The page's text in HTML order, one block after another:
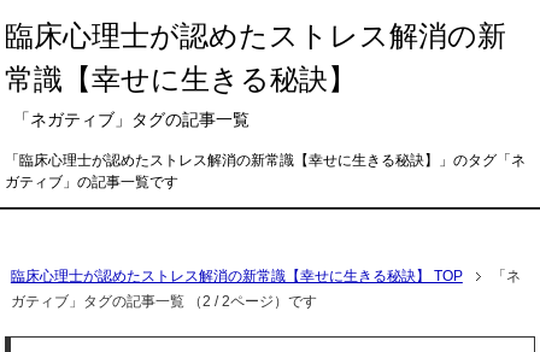
臨床心理士が認めたストレス解消の新
常識【幸せに生きる秘訣】
「ネガティブ」タグの記事一覧
「臨床心理士が認めたストレス解消の新常識【幸せに生きる秘訣】」のタグ「ネ
ガティブ」の記事一覧です
臨床心理士が認めたストレス解消の新常識【幸せに生きる秘訣】 TOP
「ネ
ガティブ」タグの記事一覧 （2 / 2ページ）です